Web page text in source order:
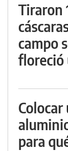
Tiraron
campo
floreció
para